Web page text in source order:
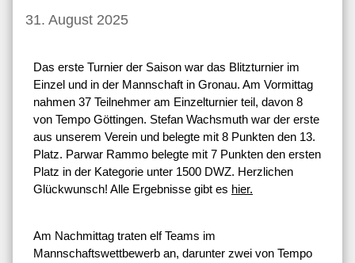
31. August 2025
Das erste Turnier der Saison war das Blitzturnier im
Einzel und in der Mannschaft in Gronau. Am Vormittag
nahmen 37 Teilnehmer am Einzelturnier teil, davon 8
von Tempo Göttingen. Stefan Wachsmuth war der erste
aus unserem Verein und belegte mit 8 Punkten den 13.
Platz. Parwar Rammo belegte mit 7 Punkten den ersten
Platz in der Kategorie unter 1500 DWZ. Herzlichen
Glückwunsch! Alle Ergebnisse gibt es hier.
Am Nachmittag traten elf Teams im
Mannschaftswettbewerb an, darunter zwei von Tempo